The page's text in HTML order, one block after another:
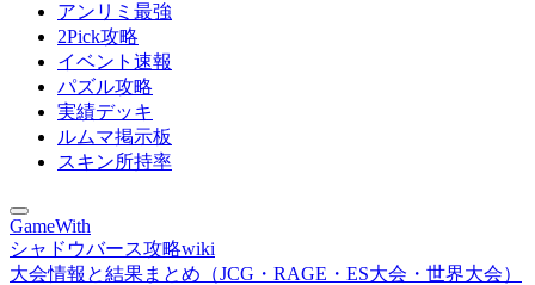
アンリミ最強
2Pick攻略
イベント速報
パズル攻略
実績デッキ
ルムマ掲示板
スキン所持率
GameWith
シャドウバース攻略wiki
大会情報と結果まとめ（JCG・RAGE・ES大会・世界大会）